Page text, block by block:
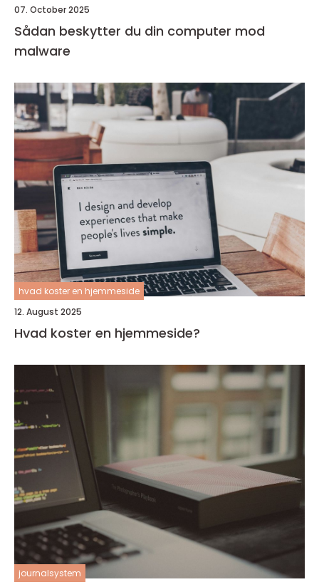
07. October 2025
Sådan beskytter du din computer mod
malware
hvad koster en hjemmeside
12. August 2025
Hvad koster en hjemmeside?
journalsystem